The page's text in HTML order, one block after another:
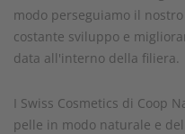
modo perseguiamo il
costante sviluppo e
data all'interno della filiera.
I Swiss Cosmetics di Coop
pelle in modo naturale e